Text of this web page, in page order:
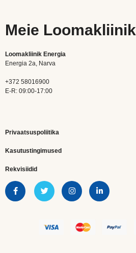
Meie Loomakliinik
Loomakliinik Energia
Energia 2a, Narva
+372 58016900
E-R: 09:00-17:00
Privaatsuspoliitika
Kasutustingimused
Rekvisiidid